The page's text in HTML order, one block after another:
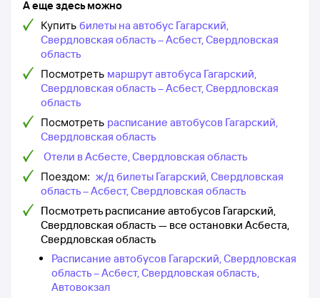
А еще здесь можно
Купить билеты на автобус Гагарский,
Свердловская область – Асбест, Свердловская
область
Посмотреть маршрут автобуса Гагарский,
Свердловская область – Асбест, Свердловская
область
Посмотреть расписание автобусов Гагарский,
Свердловская область
Отели в Асбесте, Свердловская область
Поездом: ж/д билеты Гагарский, Свердловская
область – Асбест, Свердловская область
Посмотреть расписание автобусов Гагарский,
Свердловская область — все остановки Асбеста,
Свердловская область
Расписание автобусов Гагарский, Свердловская
область – Асбест, Свердловская область,
Автовокзал